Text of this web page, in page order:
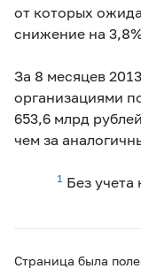
от которых
снижение на
За 8 месяцев
организациями
653,6 млрд
чем за
1 Без учета
Страница была